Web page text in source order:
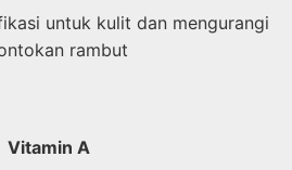
untuk kulit dan mengurangi
rambut
Vitamin A